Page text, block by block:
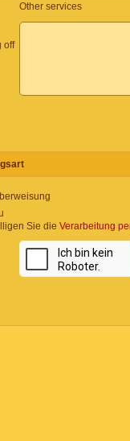
Other services
off
Sie die Verarbeitung